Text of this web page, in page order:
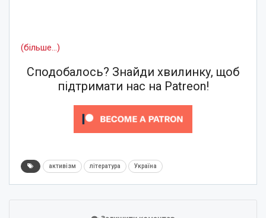
(більше…)
Сподобалось? Знайди хвилинку, щоб
підтримати нас на Patreon!
активізм література Україна